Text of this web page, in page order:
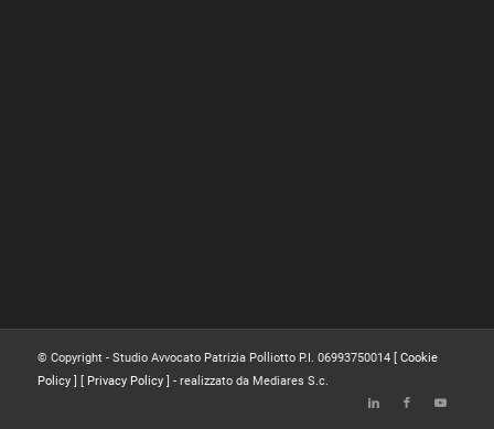
© Copyright - Studio Avvocato Patrizia Polliotto P.I. 06993750014 [ Cookie
Policy] [ Privacy Policy] - realizzato da Mediares S.c.